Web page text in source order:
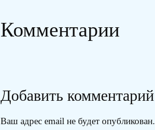
Комментарии
Добавить комментарий
Ваш адрес email не будет опубликован.